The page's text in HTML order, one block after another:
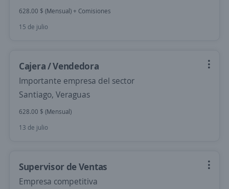
628.00 $ (Mensual) + Comisiones
15 de julio
Cajera / Vendedora
Importante empresa del sector
Santiago, Veraguas
628.00 $ (Mensual)
13 de julio
Supervisor de Ventas
Empresa competitiva